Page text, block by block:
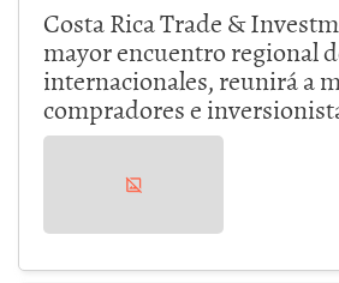
Costa Rica Trade &
mayor encuentro regional
internacionales, reunirá a
compradores e